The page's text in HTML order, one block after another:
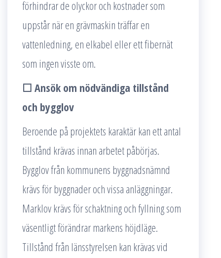
förhindrar de olyckor och kostnader som
uppstår när en grävmaskin träffar en
vattenledning, en elkabel eller ett fibernät
som ingen visste om.
☐ Ansök om nödvändiga tillstånd
och bygglov
Beroende på projektets karaktär kan ett antal
tillstånd krävas innan arbetet påbörjas.
Bygglov från kommunens byggnadsnämnd
krävs för byggnader och vissa anläggningar.
Marklov krävs för schaktning och fyllning som
väsentligt förändrar markens höjdläge.
Tillstånd från länsstyrelsen kan krävas vid